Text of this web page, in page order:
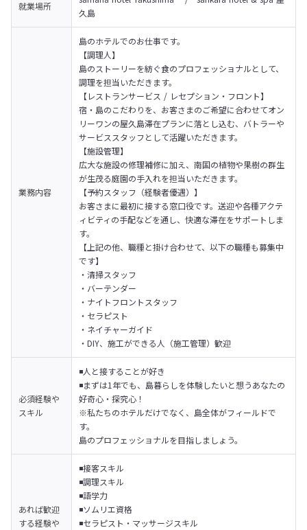
就業場所
久島
業務内容
島のホテルでのお仕事です。
【調理人】
島のストーリーを紡ぐ食のプロフェッショナルとして、
調理を担当いただきます。
【レストランサービス / レセプション・フロント】
宿・島のこだわりを、お客さまのご希望に合わせてオン
リーワンの屋久島滞在プランに落とし込む、バトラーや
サービススタッフとして活躍いただきます。
【施設管理】
広大な施設の修理補修に加え、南国の植物や果樹の群生
が生茂る庭園の手入れを担当いただきます。
【予約スタッフ（経験者優遇）】
お客さまに最初に接する窓口役です。送迎や各種アクテ
ィビティの手配などを通し、快適な滞在をサポートしま
す。
【上記の他、職種と掛け合わせて、以下の職種も募集中
です】
・清掃スタッフ
・バーテンダー
・ナイトフロントスタッフ
・セラピスト
・ネイチャーガイド
・DIY、施工ができる人（施工管理）歓迎
必須経験や
スキル
◾️人と接することが好き
◾️まずは1年でも、島暮らしを体験したいと想うあなたの
好奇心・探究心！
※私たちのホテルだけでなく、島全体がフィールドで
す。
島のプロフェッショナルを目指しましょう。
あれば歓迎
する経験や
◾️接客スキル
◾️調理スキル
◾️語学力
◾️ソムリエ資格
◾️セラピスト・マッサージスキル